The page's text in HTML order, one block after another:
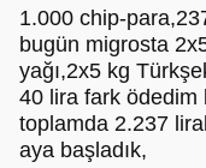
1.000 chip-
bugün migrosta
yağı,2x5 kg
40 lira fark ödedim
toplamda 2.237
aya başladık,